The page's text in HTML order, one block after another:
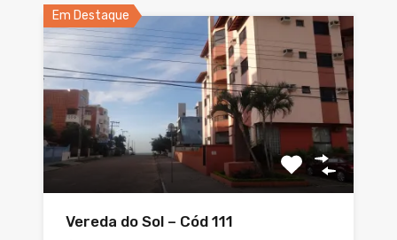
Em Destaque
Vereda do Sol – Cód 111